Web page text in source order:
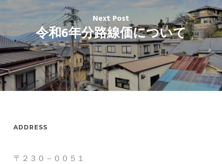
Next Post
令和6年分路線価について
ADDRESS
〒２３０－００５１